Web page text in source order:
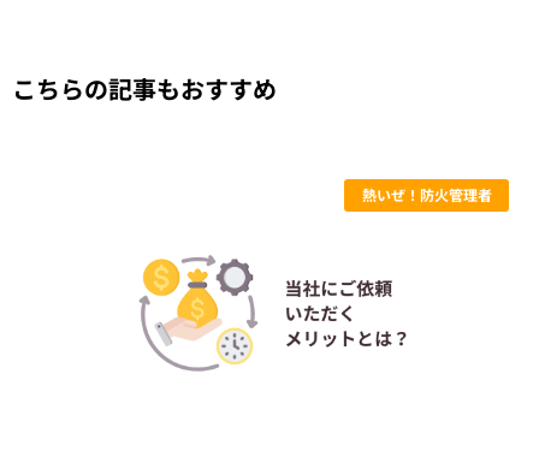
こちらの記事もおすすめ
熱いぜ！防火管理者